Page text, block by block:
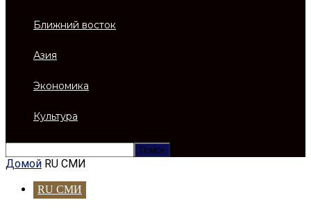
Ближний восток
Азия
Экономика
Культура
Домой RU СМИ
RU СМИ